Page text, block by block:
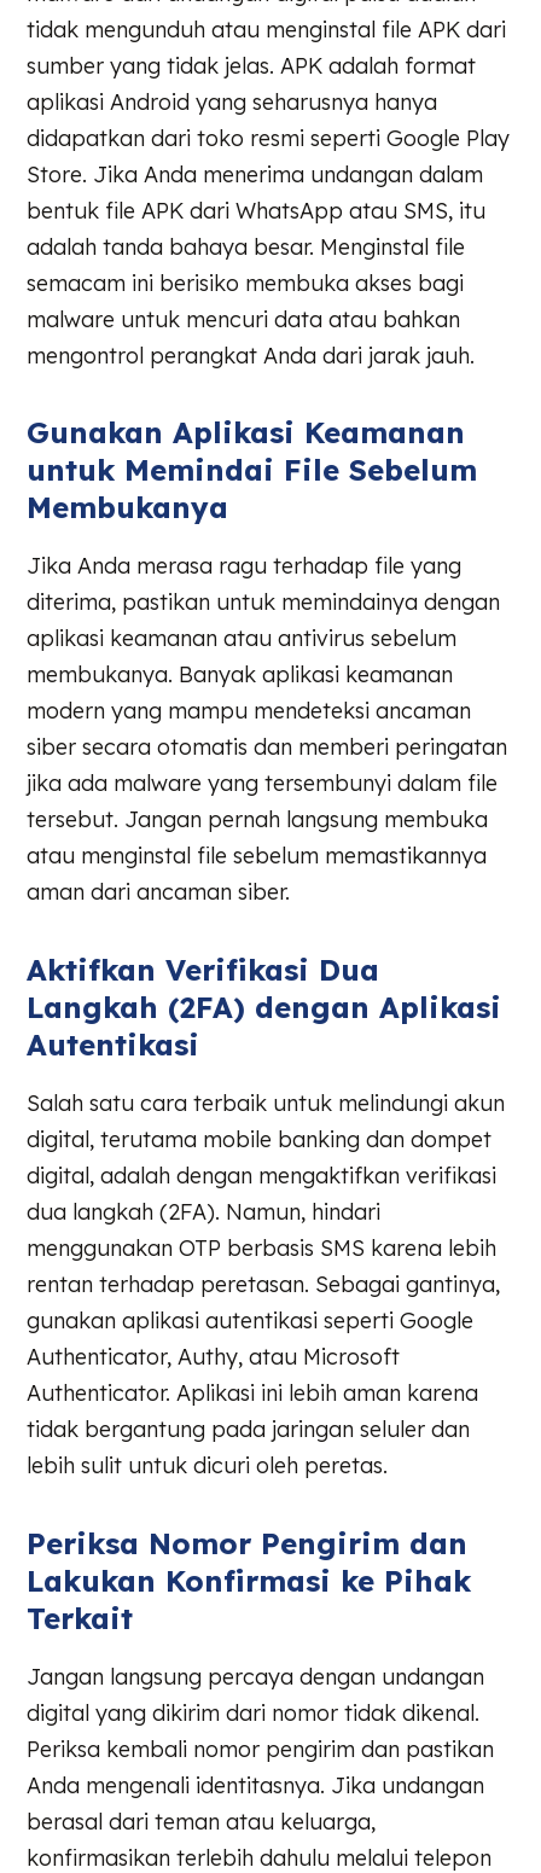
tidak mengunduh atau menginstal file APK dari
sumber yang tidak jelas. APK adalah format
aplikasi Android yang seharusnya hanya
didapatkan dari toko resmi seperti Google Play
Store. Jika Anda menerima undangan dalam
bentuk file APK dari WhatsApp atau SMS, itu
adalah tanda bahaya besar. Menginstal file
semacam ini berisiko membuka akses bagi
malware untuk mencuri data atau bahkan
mengontrol perangkat Anda dari jarak jauh.
Gunakan Aplikasi Keamanan
untuk Memindai File Sebelum
Membukanya
Jika Anda merasa ragu terhadap file yang
diterima, pastikan untuk memindainya dengan
aplikasi keamanan atau antivirus sebelum
membukanya. Banyak aplikasi keamanan
modern yang mampu mendeteksi ancaman
siber secara otomatis dan memberi peringatan
jika ada malware yang tersembunyi dalam file
tersebut. Jangan pernah langsung membuka
atau menginstal file sebelum memastikannya
aman dari ancaman siber.
Aktifkan Verifikasi Dua
Langkah (2FA) dengan Aplikasi
Autentikasi
Salah satu cara terbaik untuk melindungi akun
digital, terutama mobile banking dan dompet
digital, adalah dengan mengaktifkan verifikasi
dua langkah (2FA). Namun, hindari
menggunakan OTP berbasis SMS karena lebih
rentan terhadap peretasan. Sebagai gantinya,
gunakan aplikasi autentikasi seperti Google
Authenticator, Authy, atau Microsoft
Authenticator. Aplikasi ini lebih aman karena
tidak bergantung pada jaringan seluler dan
lebih sulit untuk dicuri oleh peretas.
Periksa Nomor Pengirim dan
Lakukan Konfirmasi ke Pihak
Terkait
Jangan langsung percaya dengan undangan
digital yang dikirim dari nomor tidak dikenal.
Periksa kembali nomor pengirim dan pastikan
Anda mengenali identitasnya. Jika undangan
berasal dari teman atau keluarga,
konfirmasikan terlebih dahulu melalui telepon